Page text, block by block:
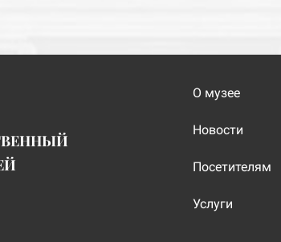
О музее
Новости
Посетителям
Услуги